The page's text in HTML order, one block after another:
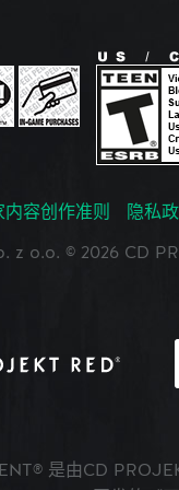
内容创作准则 隐私
z o.o. © 2026 CD
是由CD